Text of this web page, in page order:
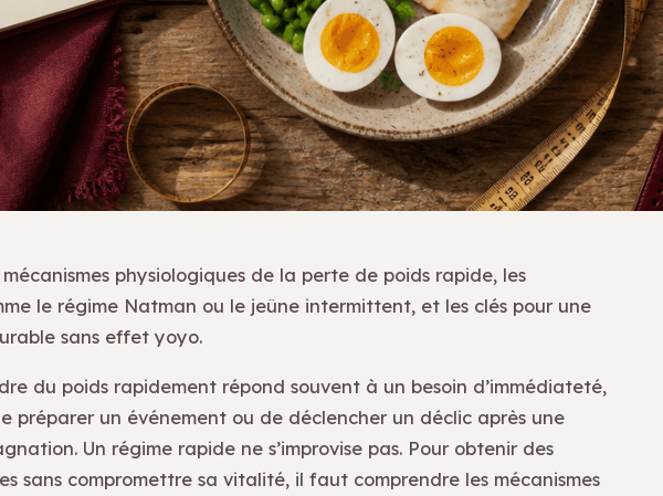
mécanismes physiologiques de la perte de poids rapide, les
le régime Natman ou le jeûne intermittent, et les clés pour une
sans effet yoyo.
du poids rapidement répond souvent à un besoin d’immédiateté,
préparer un événement ou de déclencher un déclic après une
Un régime rapide ne s’improvise pas. Pour obtenir des
sans compromettre sa vitalité, il faut comprendre les mécanismes